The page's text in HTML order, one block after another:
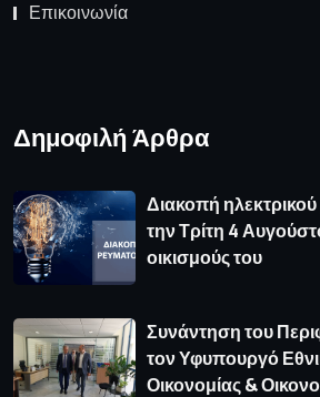
Επικοινωνία
Δημοφιλή Άρθρα
Διακοπή
την Τρίτη 4
οικισμούς του
Συνάντηση του
τον Υφυπουργό
Οικονομίας &